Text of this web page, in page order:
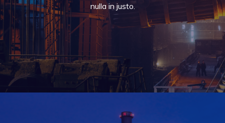
nulla in justo.